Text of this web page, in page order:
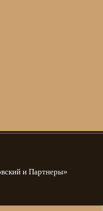
и Партнеры»